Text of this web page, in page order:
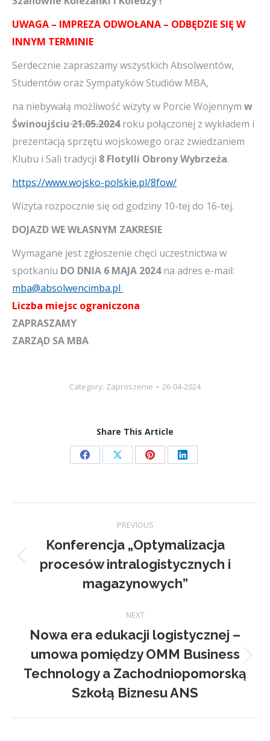
UWAGA – IMPREZA ODWOŁANA – ODBĘDZIE SIĘ W
INNYM TERMINIE
Serdecznie zapraszamy wszystkich Absolwentów,
Studentów oraz Sympatyków Studiów MBA,
na niebywałą możliwość wizyty w Porcie Wojennym w
Świnoujściu21.05.2024roku połączonej z wykładem i
prezentacją sprzętu wojskowego oraz zwiedzaniem
Klubu i Sali tradycji 8 Flotylli Obrony Wybrzeża.
https://www.wojsko-polskie.pl/8fow/
Wizyta rozpocznie się od godziny 10-tej do 16-tej.
DOJAZD WE WŁASNYM ZAKRESIE
Wymagane jest zgłoszenie chęci uczestnictwa w
spotkaniu DO DNIA 6 MAJA 2024na adres e-mail:
mba@absolwencimba.pl
Liczba miejsc ograniczona
ZAPRASZAMY
ZARZĄD SA MBA
Category: Zaproszenie 26-04-2024
Share This Article
Share
Facebook
Share
X
Share
Pinterest
Share
LinkedIn
navigation
PREVIOUS
Previous
post:
Konferencja „Optymalizacja
procesów intralogistycznych i
magazynowych”
NEXT
Next
post:
Nowa era edukacji logistycznej –
umowa pomiędzy OMM Business
Technology a Zachodniopomorską
Szkołą Biznesu ANS